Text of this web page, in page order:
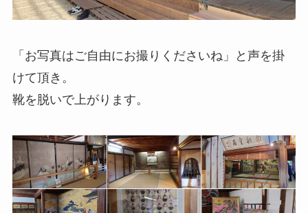
「お写真はご自由にお撮りくださいね」と声を掛
けて頂き。
靴を脱いで上がります。